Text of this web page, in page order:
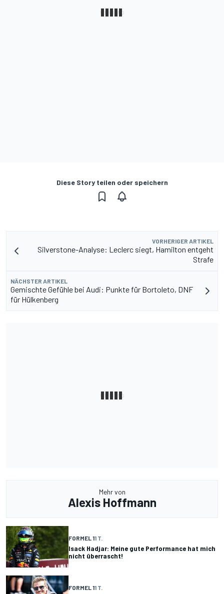
Diese Story teilen oder speichern
VORHERIGER ARTIKEL
Silverstone-Analyse: Leclerc siegt, Hamilton entgeht
Strafe
NÄCHSTER ARTIKEL
Gemischte Gefühle bei Audi: Punkte für Bortoleto, DNF
für Hülkenberg
Mehr von
Alexis Hoffmann
FORMEL 11 T.
Isack Hadjar: Meine gute Performance hat mich
nicht überrascht!
FORMEL 11 T.